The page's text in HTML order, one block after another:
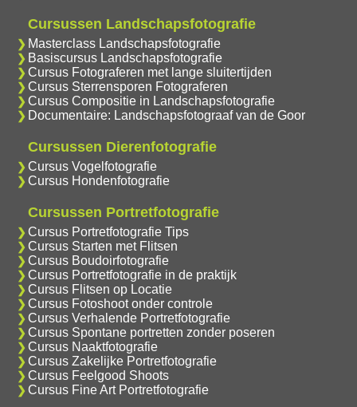
Cursussen Landschapsfotografie
Masterclass Landschapsfotografie
Basiscursus Landschapsfotografie
Cursus Fotograferen met lange sluitertijden
Cursus Sterrensporen Fotograferen
Cursus Compositie in Landschapsfotografie
Documentaire: Landschapsfotograaf van de Goor
Cursussen Dierenfotografie
Cursus Vogelfotografie
Cursus Hondenfotografie
Cursussen Portretfotografie
Cursus Portretfotografie Tips
Cursus Starten met Flitsen
Cursus Boudoirfotografie
Cursus Portretfotografie in de praktijk
Cursus Flitsen op Locatie
Cursus Fotoshoot onder controle
Cursus Verhalende Portretfotografie
Cursus Spontane portretten zonder poseren
Cursus Naaktfotografie
Cursus Zakelijke Portretfotografie
Cursus Feelgood Shoots
Cursus Fine Art Portretfotografie